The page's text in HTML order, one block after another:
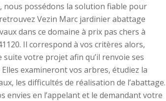
nous possédons la solution fiable pour
Vezin Marc jardinier abattage
dans ce domaine à prix pas chers à
Il correspond à vos critères alors,
votre projet afin qu’il renvoie ses
examineront vos arbres, étudiez la
les difficultés de réalisation de l’abattage.
envies en l’appelant et le demandant votre